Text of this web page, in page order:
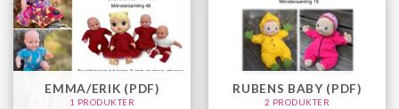
EMMA/ERIK (PDF)
1 PRODUKTER
RUBENS BABY (PDF)
2 PRODUKTER